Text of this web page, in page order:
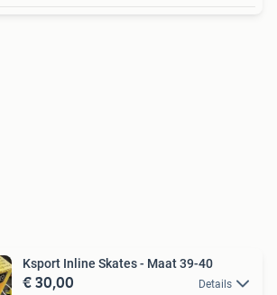
Ksport Inline Skates - Maat 39-40
€ 30,00 Details